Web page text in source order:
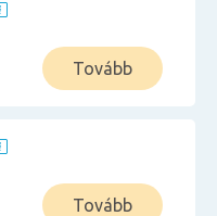
Tovább
Tovább